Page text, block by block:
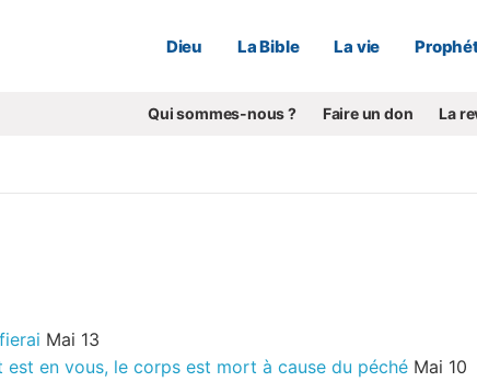
Dieu La Bible La vie
Qui sommes-nous ? Faire un don La
Mai 13
est en vous, le corps est mort à cause du péché Mai 10